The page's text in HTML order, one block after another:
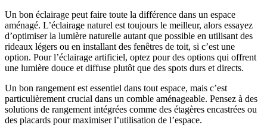
Un bon éclairage peut faire toute la différence dans un espace
aménagé. L’éclairage naturel est toujours le meilleur, alors essayez
d’optimiser la lumière naturelle autant que possible en utilisant des
rideaux légers ou en installant des fenêtres de toit, si c’est une
option. Pour l’éclairage artificiel, optez pour des options qui offrent
une lumière douce et diffuse plutôt que des spots durs et directs.
Un bon rangement est essentiel dans tout espace, mais c’est
particulièrement crucial dans un comble aménageable. Pensez à des
solutions de rangement intégrées comme des étagères encastrées ou
des placards pour maximiser l’utilisation de l’espace.